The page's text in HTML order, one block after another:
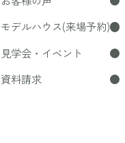
モデルハウス(来場予約)
見学会・イベント
資料請求